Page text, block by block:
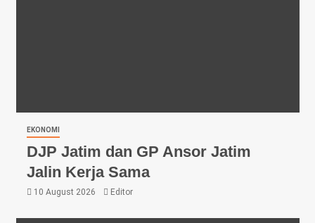
EKONOMI
DJP Jatim dan GP Ansor Jatim
Jalin Kerja Sama
10 August 2026 Editor